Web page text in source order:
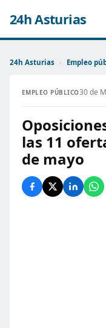
24h Asturias
24h Asturias › Empleo
EMPLEO PÚBLICO30 de
las 11
de mayo